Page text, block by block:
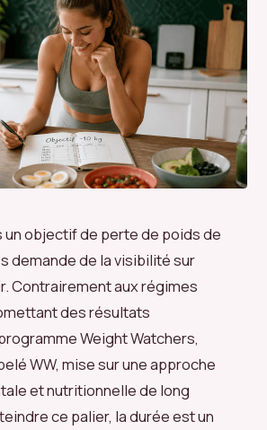
un objectif de perte de poids de
demande de la visibilité sur
Contrairement aux régimes
des résultats
Weight Watchers,
WW, mise sur une approche
et nutritionnelle de long
ce palier, la durée est un